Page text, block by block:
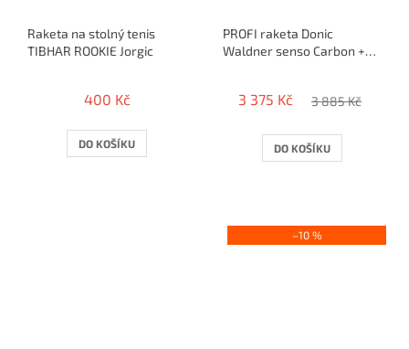
Raketa na stolný tenis
TIBHAR ROOKIE Jorgic
400 Kč
DO KOŠÍKU
PROFI raketa Donic
Waldner senso Carbon +
3 375 Kč 3 885 Kč
DO KOŠÍKU
–10 %